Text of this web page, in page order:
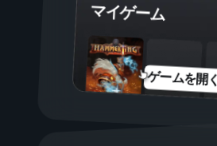
マイゲーム
ゲームを開く